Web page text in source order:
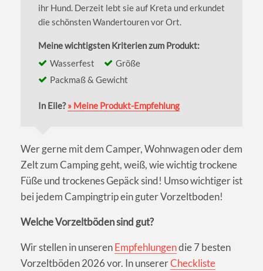
ihr Hund. Derzeit lebt sie auf Kreta und erkundet
die schönsten Wandertouren vor Ort.
Meine wichtigsten Kriterien zum Produkt:
Wasserfest
Größe
Packmaß & Gewicht
In Eile?» Meine Produkt-Empfehlung
Wer gerne mit dem Camper, Wohnwagen oder dem
Zelt zum Camping geht, weiß, wie wichtig trockene
Füße und trockenes Gepäck sind! Umso wichtiger ist
bei jedem Campingtrip ein guter Vorzeltboden!
Welche Vorzeltböden sind gut?
Wir stellen in unserenEmpfehlungendie 7 besten
Vorzeltböden 2026 vor. In unsererCheckliste